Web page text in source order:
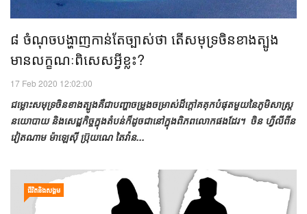
៨ ចំណុចបង្ហាញកាន់តែច្បាស់ថា តើសមុទ្រចិនខាងត្បូង
មានលក្ខណៈពិសេសអ្វីខ្លះ?
17 Feb 2020 12:02:00
ជម្លោះសមុទ្រចិនខាងត្បូងគឺជាបញ្ហាចម្រូងចម្រាស់ដ៏ក្តៅគគុកបំផុតមួយនៃភូមិសាស្រ្ត
នយោបាយ និងសេដ្ឋកិច្ចក្នុងតំបន់ក៏ដូចជានៅក្នុងពិភពលោកផងដែរ។ ចិន ហ្វីលីពីន
វៀតណាម ម៉ាឡេស៊ី ប្រ៊ុយណេ តៃវ៉ាន...
ជីវិតនិងសង្គម